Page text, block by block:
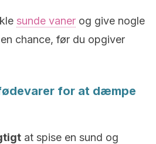
sunde vaner og give nogle
chance, før du opgiver
for at dæmpe
at spise en sund og